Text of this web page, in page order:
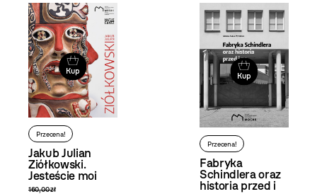
Kup
Przecena!
Jakub Julian
Ziółkowski.
Jesteście moi
160,00 zł
Kup
Przecena!
Fabryka
Schindlera oraz
historia przed i